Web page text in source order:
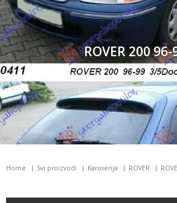
ROVER 200 96-
Home Svi proizvodi Karoserija ROVER